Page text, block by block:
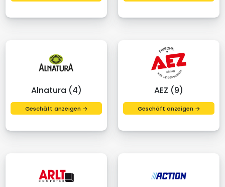
Alnatura (4)
Geschäft anzeigen →
AEZ (9)
Geschäft anzeigen →